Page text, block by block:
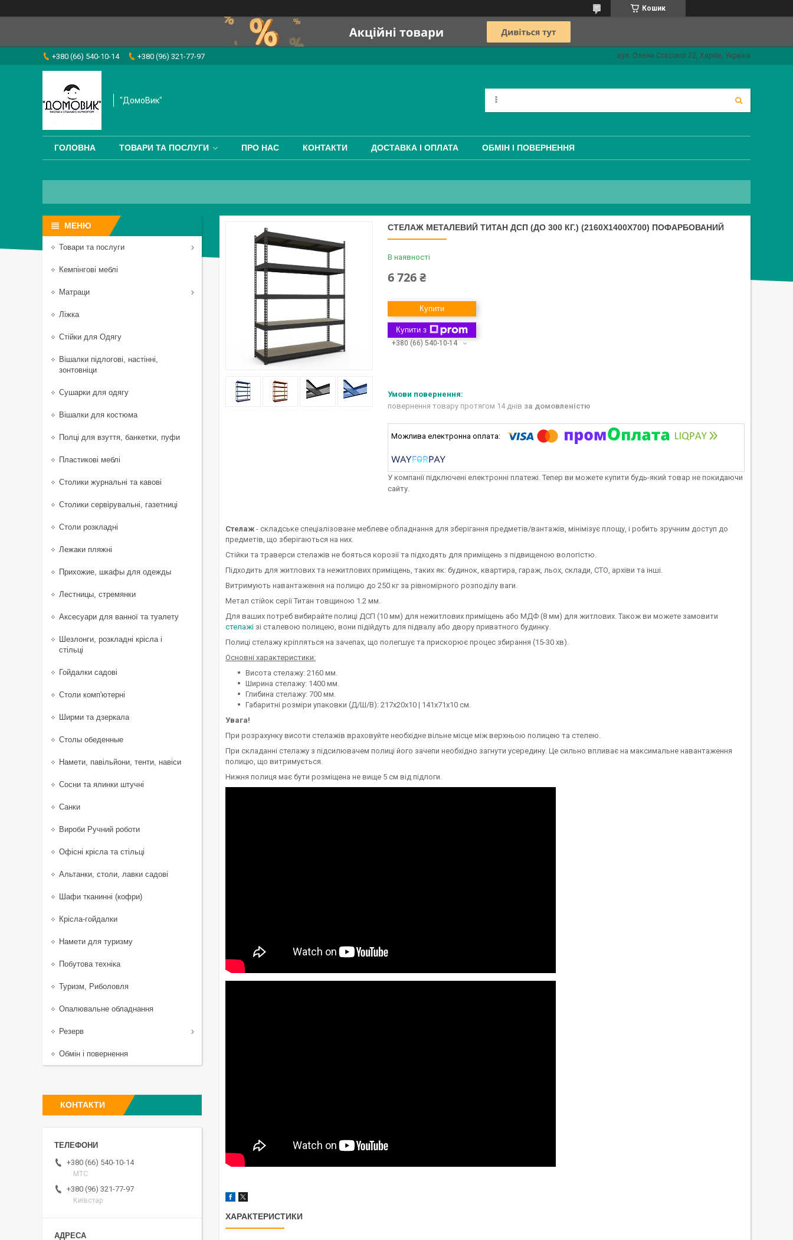
Кошик
+380 (66) 540-10-14 +380 (96) 321-77-97 вул. Олени Стасової 22, Харків, Україна
"ДомоВик"
ГОЛОВНА ТОВАРИ ТА ПОСЛУГИ ПРО НАС КОНТАКТИ ДОСТАВКА І ОПЛАТА ОБМІН І ПОВЕРНЕННЯ
СТЕЛАЖ МЕТАЛЕВИЙ ТИТАН ДСП (ДО 300 КГ.) (2160Х1400Х700) ПОФАРБОВАНИЙ
В наявності
6 726 ₴
Купити
Купити з
+380 (66) 540-10-14
повернення товару протягом 14 днів за домовленістю
У компанії підключені електронні платежі. Тепер ви можете купити будь-який товар не покидаючи
сайту.
Стелаж - складське спеціалізоване меблеве обладнання для зберігання предметів/вантажів, мінімізує площу, і робить зручним доступ до
предметів, що зберігаються на них.
Стійки та траверси стелажів не бояться корозії та підходять для приміщень з підвищеною вологістю.
Підходить для житлових та нежитлових приміщень, таких як: будинок, квартира, гараж, льох, склади, СТО, архіви та інші.
Витримують навантаження на полицю до 250 кг за рівномірного розподілу ваги.
Метал стійок серії Титан товщиною 1.2 мм.
Для ваших потреб вибирайте полиці ДСП (10 мм) для нежитлових приміщень або МДФ (8 мм) для житлових. Також ви можете замовити
стелажі зі сталевою полицею, вони підійдуть для підвалу або двору приватного будинку.
Полиці стелажу кріпляться на зачепах, що полегшує та прискорює процес збирання (15-30 хв).
Основні характеристики:
Висота стелажу: 2160 мм.
Ширина стелажу: 1400 мм.
Глибина стелажу: 700 мм.
Габаритні розміри упаковки (Д/Ш/В): 217х20х10 | 141х71х10 см.
Увага!
При розрахунку висоти стелажів враховуйте необхідне вільне місце між верхньою полицею та стелею.
При складанні стелажу з підсилювачем полиці його зачепи необхідно загнути усередину. Це сильно впливає на максимальне навантаження
полицю, що витримується.
Нижня полиця має бути розміщена не вище 5 см від підлоги.
ХАРАКТЕРИСТИКИ
Товари та послуги
Кемпінгові меблі
Матраци
Ліжка
Стійки для Одягу
Вішалки підлогові, настінні,
зонтовніци
Сушарки для одягу
Вішалки для костюма
Полці для взуття, банкетки, пуфи
Пластикові меблі
Столики журнальні та кавові
Столики сервірувальні, газетниці
Столи розкладні
Лежаки пляжні
Прихожие, шкафы для одежды
Лестницы, стремянки
Аксесуари для ванної та туалету
Шезлонги, розкладні крісла і
стільці
Гойдалки садові
Столи комп'ютерні
Ширми та дзеркала
Столы обеденные
Намети, павільйони, тенти, навіси
Сосни та ялинки штучні
Санки
Вироби Ручний роботи
Офісні крісла та стільці
Альтанки, столи, лавки садові
Шафи тканинні (кофри)
Крісла-гойдалки
Намети для туризму
Побутова техніка
Туризм, Риболовля
Опалювальне обладнання
Резерв
Обмін і повернення
КОНТАКТИ
+380 (66) 540-10-14
МТС
+380 (96) 321-77-97
Київстар